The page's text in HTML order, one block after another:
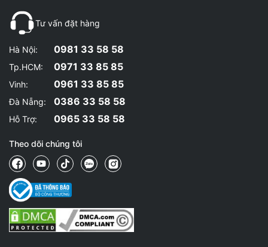
Tư vấn đặt hàng
Hà Nội: 0981 33 58 58
Tp.HCM: 0971 33 85 85
Vinh: 0961 33 85 85
Đà Nẵng: 0386 33 58 58
Hỗ Trợ: 0965 33 58 58
Theo dõi chúng tôi